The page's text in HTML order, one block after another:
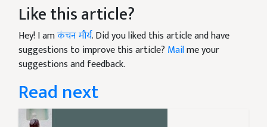
Like this article?
Hey! I amकंचन मौर्य. Did you liked this article and have
suggestions to improve this article? Mailme your
suggestions and feedback.
Read next